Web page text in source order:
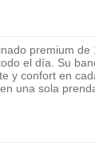
premium
el día. Su
y confort en
una sola